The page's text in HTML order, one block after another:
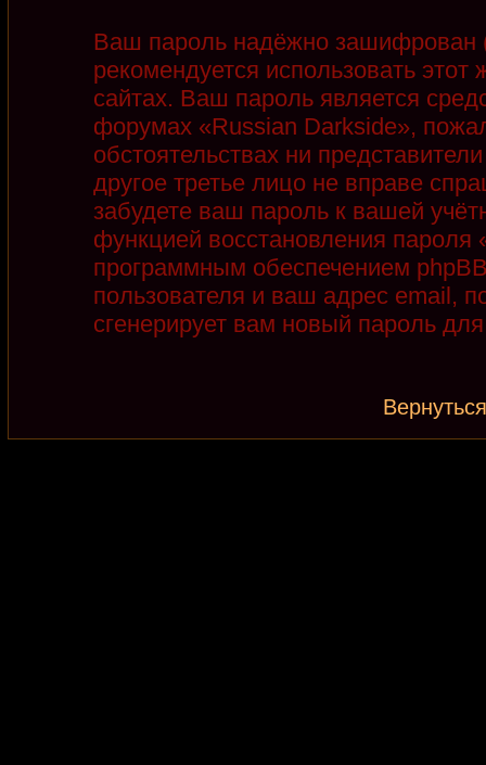
Ваш пароль надёжно зашифрован
рекомендуется использовать
сайтах. Ваш пароль является
форумах «Russian Darkside»,
обстоятельствах ни
другое третье лицо не вправе
забудете ваш пароль к вашей
функцией восстановления
программным обеспечением
пользователя и ваш адрес email,
сгенерирует вам новый пароль